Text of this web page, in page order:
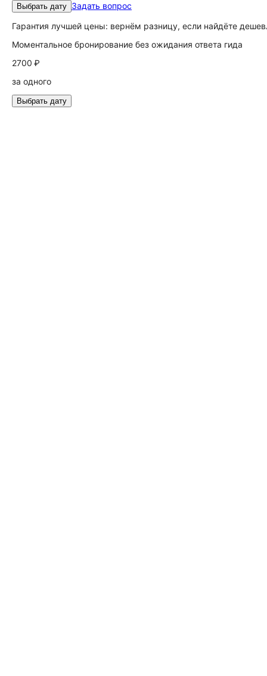
Выбрать дату Задать вопрос
Гарантия лучшей цены: вернём разницу, если найдёте
Моментальное бронирование без ожидания ответа гида
2700 ₽
за одного
Выбрать дату